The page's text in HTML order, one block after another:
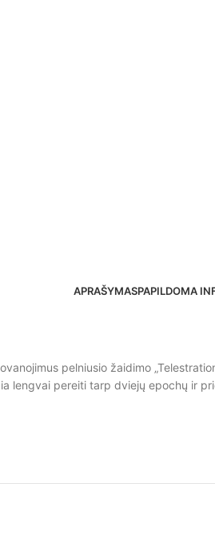
APRAŠYMASPAPILDOMA
pelniusio žaidimo
lengvai pereiti tarp dviejų epochų ir